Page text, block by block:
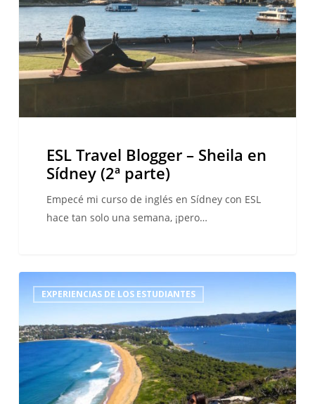
en
Sídney
(2ª
parte)
ESL Travel Blogger – Sheila en
Sídney (2ª parte)
Empecé mi curso de inglés en Sídney con ESL
hace tan solo una semana, ¡pero…
Travel
–
va
EXPERIENCIAS DE LOS ESTUDIANTES